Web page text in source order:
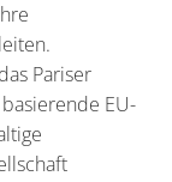
Pariser
EU-